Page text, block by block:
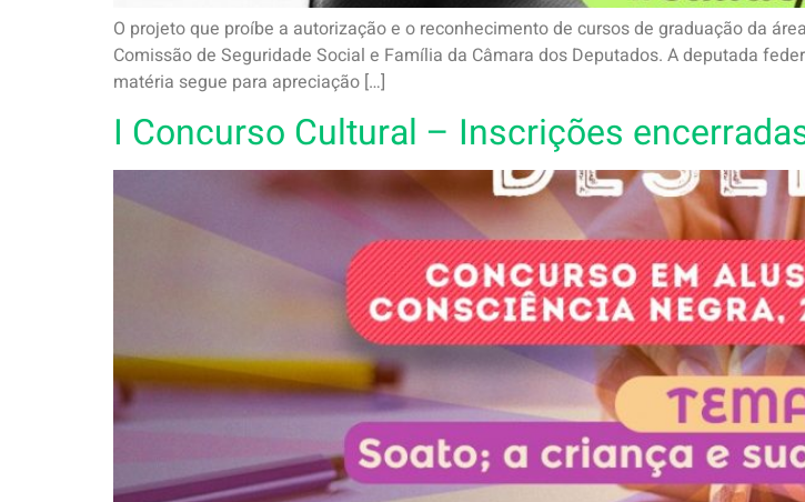
O projeto que proíbe a autorização e o reconhecimento de cursos de graduação da
Comissão de Seguridade Social e Família da Câmara dos Deputados. A deputada
matéria segue para apreciação […]
I Concurso Cultural – Inscrições